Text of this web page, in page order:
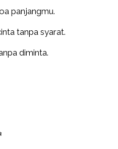
panjangmu.
tanpa syarat.
diminta.